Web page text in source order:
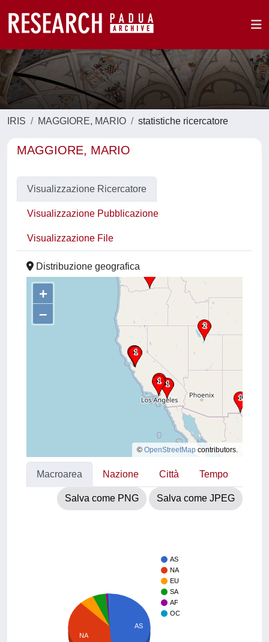
IRIS MAGGIORE, MARIO statistiche ricercatore
MAGGIORE, MARIO
Visualizzazione Ricercatore
Visualizzazione Pubblicazione
Visualizzazione File
Distribuzione geografica
+
–
© OpenStreetMap contributors.
Macroarea Nazione Città Tempo
Salva come PNG Salva come JPEG
AS
NA
EU
SA
AF
OC
AS
NA